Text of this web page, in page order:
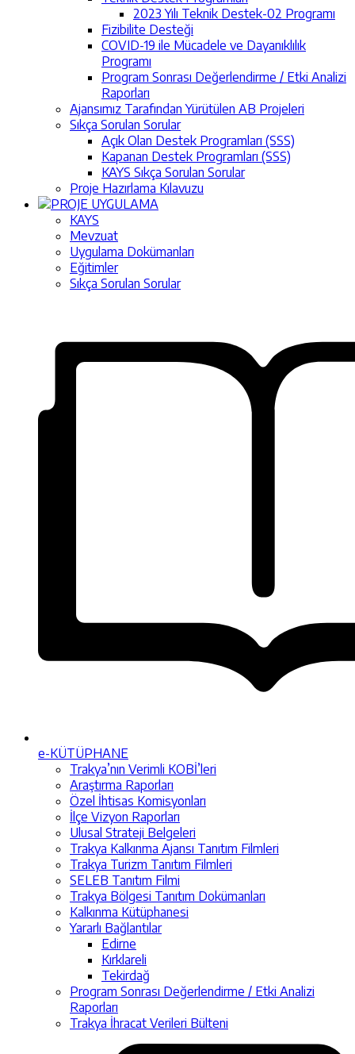
2023 Yılı Teknik Destek-02 Programı
Fizibilite Desteği
COVID-19 ile Mücadele ve Dayanıklılık
Programı
Program Sonrası Değerlendirme / Etki Analizi
Raporları
Ajansımız Tarafından Yürütülen AB Projeleri
Sıkça Sorulan Sorular
Açık Olan Destek Programları (SSS)
Kapanan Destek Programları (SSS)
KAYS Sıkça Sorulan Sorular
Proje Hazırlama Kılavuzu
PROJE UYGULAMA
KAYS
Mevzuat
Uygulama Dokümanları
Eğitimler
Sıkça Sorulan Sorular
e-KÜTÜPHANE
Trakya’nın Verimli KOBİ’leri
Araştırma Raporları
Özel İhtisas Komisyonları
İlçe Vizyon Raporları
Ulusal Strateji Belgeleri
Trakya Kalkınma Ajansı Tanıtım Filmleri
Trakya Turizm Tanıtım Filmleri
SELEB Tanıtım Filmi
Trakya Bölgesi Tanıtım Dokümanları
Kalkınma Kütüphanesi
Yararlı Bağlantılar
Edirne
Kırklareli
Tekirdağ
Program Sonrası Değerlendirme / Etki Analizi
Raporları
Trakya İhracat Verileri Bülteni